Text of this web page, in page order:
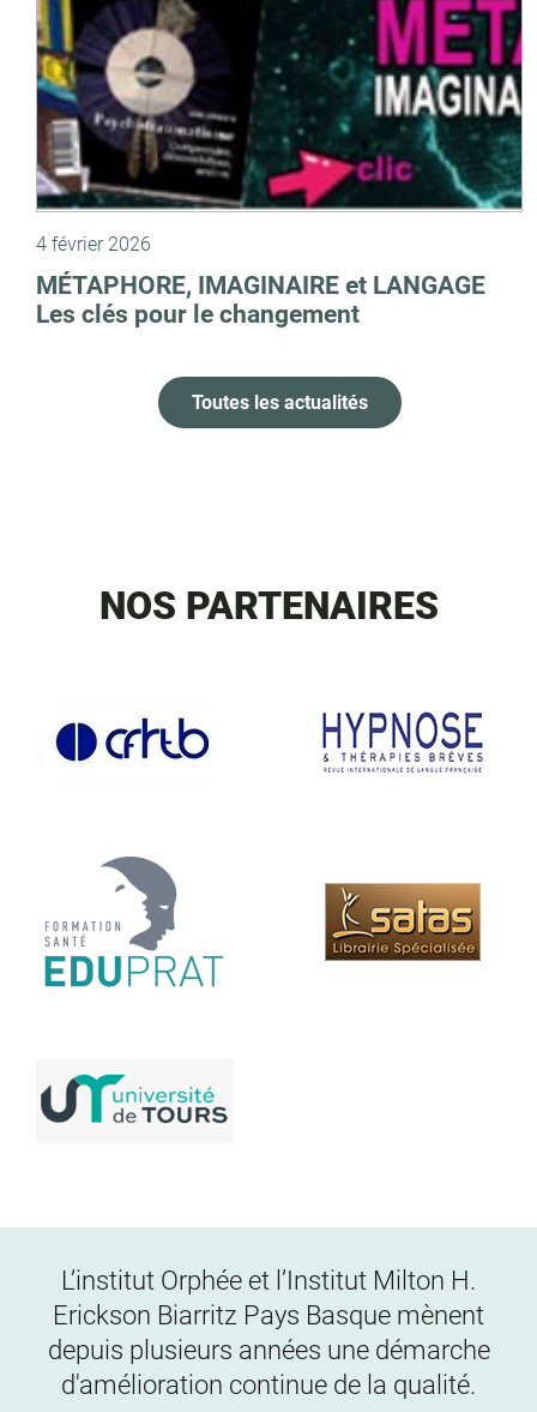
4 février 2026
MÉTAPHORE, IMAGINAIRE et LANGAGE
Les clés pour le changement
Toutes les actualités
NOS PARTENAIRES
L’institut Orphée et l’Institut Milton H.
Erickson Biarritz Pays Basque mènent
depuis plusieurs années une démarche
d'amélioration continue de la qualité.